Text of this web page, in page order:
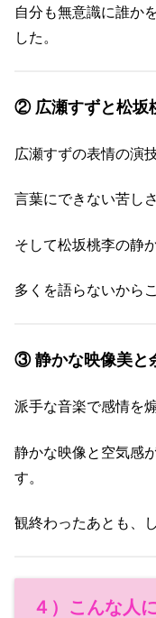
自分も無意識に誰か
した。
② 広瀬すずと松坂
広瀬すずの表情の演
言葉にできない苦し
そして松坂桃李の静
多くを語らないから
③ 静かな映像美と
派手な音楽で感情を
静かな映像と空気感
す。
観終わったあとも、
４）こんな人